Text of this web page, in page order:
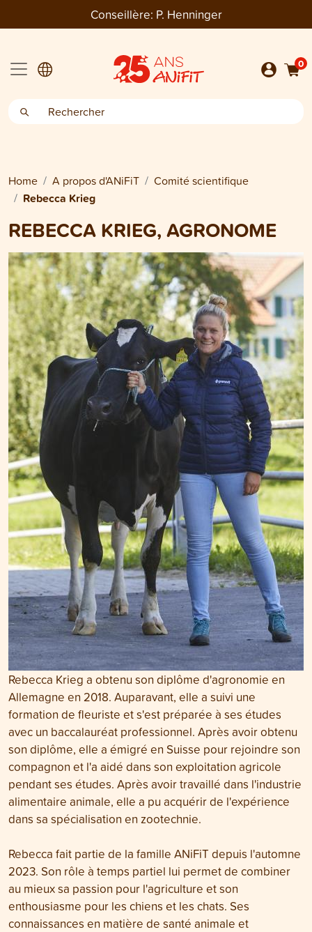
Conseillère: P. Henninger
0
Home A propos d'ANiFiT Comité scientifique
Rebecca Krieg
REBECCA KRIEG, AGRONOME
Rebecca Krieg a obtenu son diplôme d'agronomie en
Allemagne en 2018. Auparavant, elle a suivi une
formation de fleuriste et s'est préparée à ses études
avec un baccalauréat professionnel. Après avoir obtenu
son diplôme, elle a émigré en Suisse pour rejoindre son
compagnon et l'a aidé dans son exploitation agricole
pendant ses études. Après avoir travaillé dans l'industrie
alimentaire animale, elle a pu acquérir de l'expérience
dans sa spécialisation en zootechnie.
Rebecca fait partie de la famille ANiFiT depuis l'automne
2023. Son rôle à temps partiel lui permet de combiner
au mieux sa passion pour l'agriculture et son
enthousiasme pour les chiens et les chats. Ses
connaissances en matière de santé animale et